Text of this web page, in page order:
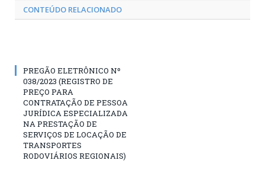
CONTEÚDO RELACIONADO
PREGÃO ELETRÔNICO Nº
038/2023 (REGISTRO DE
PREÇO PARA
CONTRATAÇÃO DE PESSOA
JURÍDICA ESPECIALIZADA
NA PRESTAÇÃO DE
SERVIÇOS DE LOCAÇÃO DE
TRANSPORTES
RODOVIÁRIOS REGIONAIS)